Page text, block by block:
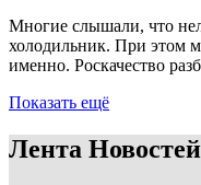
Многие слышали, что
холодильник. При этом
именно. Роскачество
Показать ещё
Лента Новостей